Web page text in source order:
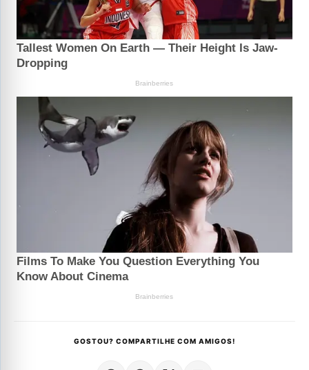
GOSTOU? COMPARTILHE COM AMIGOS!